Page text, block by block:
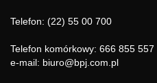
Telefon: (22) 55 00 700
Telefon komórkowy: 666 855 557
e-mail: biuro@bpj.com.pl